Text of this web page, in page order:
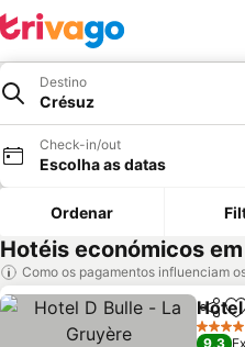
Destino
Crésuz
Check-in/out
Escolha as datas
Ordenar
Hotéis económicos
Como os pagamentos influenciam
4
9,3